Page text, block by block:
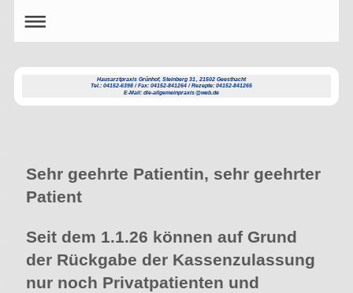
Hausarztpraxis Grünhof, Steinberg 31, 21502 Geesthacht
Tel.: 04152-6398 / Fax: 04152-841264 / Rezepte: 04152-841265
E-Mail: die-allgemeinpraxis@web.de
Sehr geehrte Patientin, sehr geehrter
Patient
Seit dem 1.1.26 können auf Grund
der Rückgabe der Kassenzulassung
nur noch Privatpatienten und